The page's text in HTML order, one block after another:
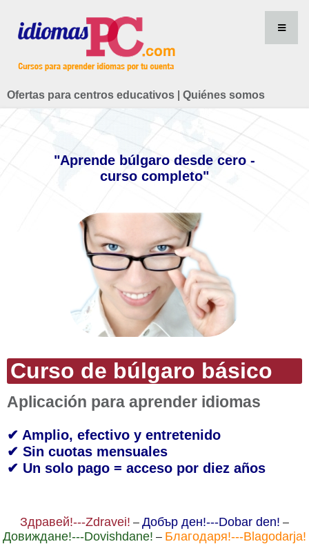
Ofertas para centros educativos Quiénes somos
"Aprende búlgaro desde cero -
curso completo"
Curso de búlgaro básico
Aplicación para aprender idiomas
✔ Amplio, efectivo y entretenido
✔ Sin cuotas mensuales
✔ Un solo pago = acceso por diez años
Здравей!---Zdravei! – Добър ден!---Dobar den! –
Довиждане!---Dovishdane! – Благодаря!---Blagodarja!